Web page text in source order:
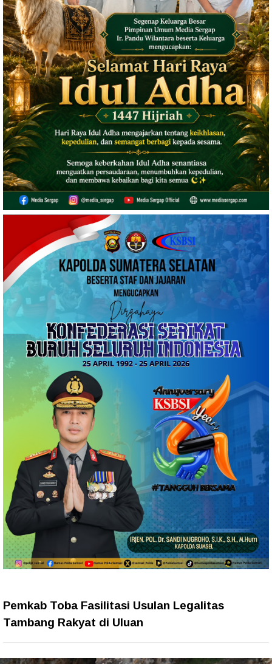
Pemkab Toba Fasilitasi Usulan Legalitas
Tambang Rakyat di Uluan